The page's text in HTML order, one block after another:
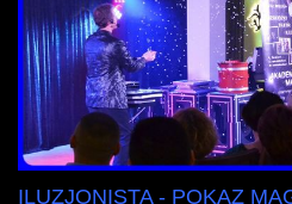
ILUZJONISTA - POKAZ